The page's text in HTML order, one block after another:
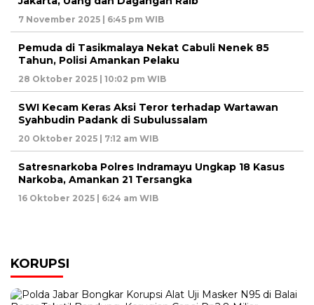
7 November 2025 | 6:45 pm WIB
Pemuda di Tasikmalaya Nekat Cabuli Nenek 85
Tahun, Polisi Amankan Pelaku
28 Oktober 2025 | 10:02 pm WIB
SWI Kecam Keras Aksi Teror terhadap Wartawan
Syahbudin Padank di Subulussalam
20 Oktober 2025 | 7:12 am WIB
Satresnarkoba Polres Indramayu Ungkap 18 Kasus
Narkoba, Amankan 21 Tersangka
16 Oktober 2025 | 6:24 am WIB
KORUPSI